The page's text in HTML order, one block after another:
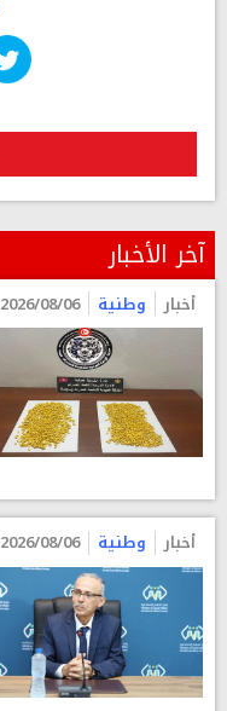
آخر الأخبار
أخبار وطنية 2026/08/06 19:46
أخبار وطنية 2026/08/06 19:41